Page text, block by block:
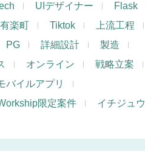
UIデザイナー
Flask
有楽町 Tiktok
上流工程
PG 詳細設計
製造
オンライン
戦略立案
バイルアプリ
限定案件
イチジュウ